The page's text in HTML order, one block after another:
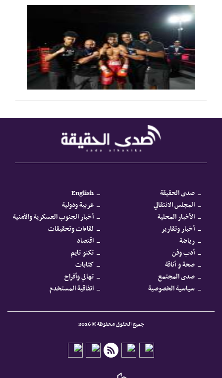
صدى الحقيقة
English
المجلس الانتقالي
عربية ودولية
الأخبار المحلية
أخبار الجنوب العسكرية والأمنية
أخبار وتقارير
لقاءات وتحقيقات
رياضة
اقتصاد
أدب وفن
تكنو تايم
صحة و أناقة
كتابات
صدى المجتمع
تهاني وأفراح
سياسية الخصوصية
اتفاقية المستخدم
جميع الحقوق محفوظة © 2026